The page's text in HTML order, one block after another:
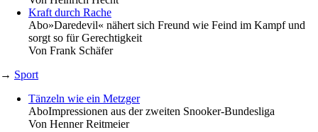
Kraft durch Rache
Abo»Daredevil« nähert sich Freund wie Feind im Kampf und
sorgt so für Gerechtigkeit
Von Frank Schäfer
→ Sport
Tänzeln wie ein Metzger
AboImpressionen aus der zweiten Snooker-Bundesliga
Von Henner Reitmeier